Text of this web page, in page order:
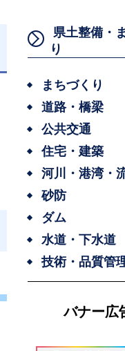
県土整備・
り
まちづくり
道路・橋梁
公共交通
住宅・建築
河川・港湾・
砂防
ダム
水道・下水道
技術・品質管
バナー広